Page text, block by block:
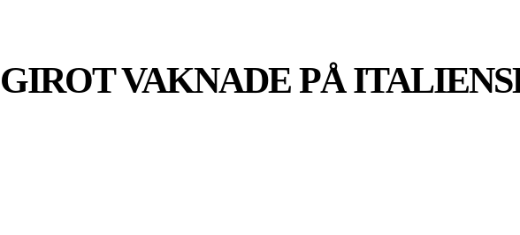
VAKNADE PÅ